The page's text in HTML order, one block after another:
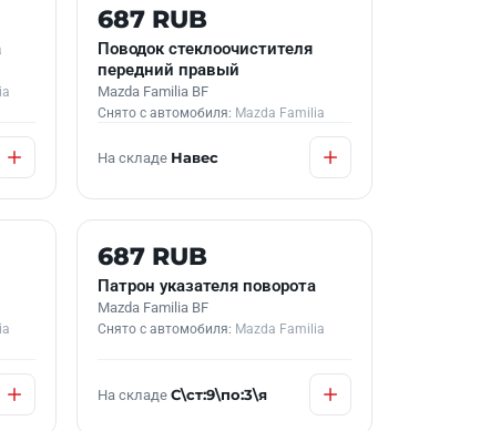
Б/У В НАЛИЧИИ
687 RUB
Поводок стеклоочистителя
передний правый
Mazda Familia BF
Снято с автомобиля: Mazda Familia
На складе Навес
Б/У В НАЛИЧИИ
687 RUB
Патрон указателя поворота
Mazda Familia BF
Снято с автомобиля: Mazda Familia
На складеС\ст:9\по:3\я